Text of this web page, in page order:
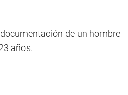
de un hombre
años.